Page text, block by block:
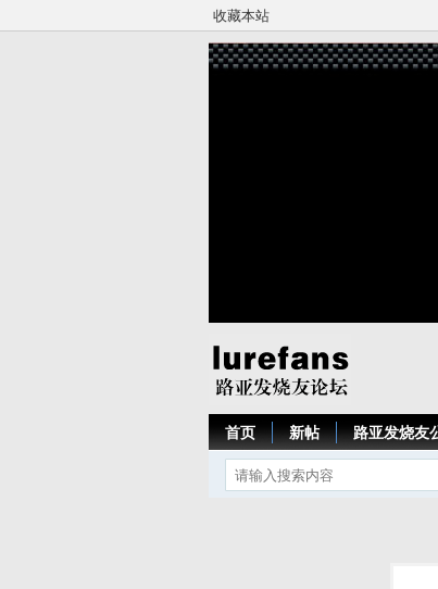
收藏本站
首页 新帖 路亚发烧友